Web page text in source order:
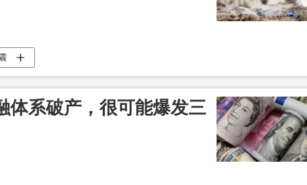
体系破产，很可能爆发三